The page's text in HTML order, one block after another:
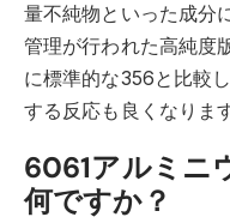
量不純物といった成分
管理が行われた高純度
に標準的な356と比較
する反応も良くなります
6061アルミニ
何ですか？